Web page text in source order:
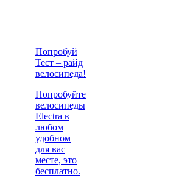
Попробуй
Тест – райд
велосипеда!
Попробуйте
велосипеды
Electra в
любом
удобном
для вас
месте, это
бесплатно.